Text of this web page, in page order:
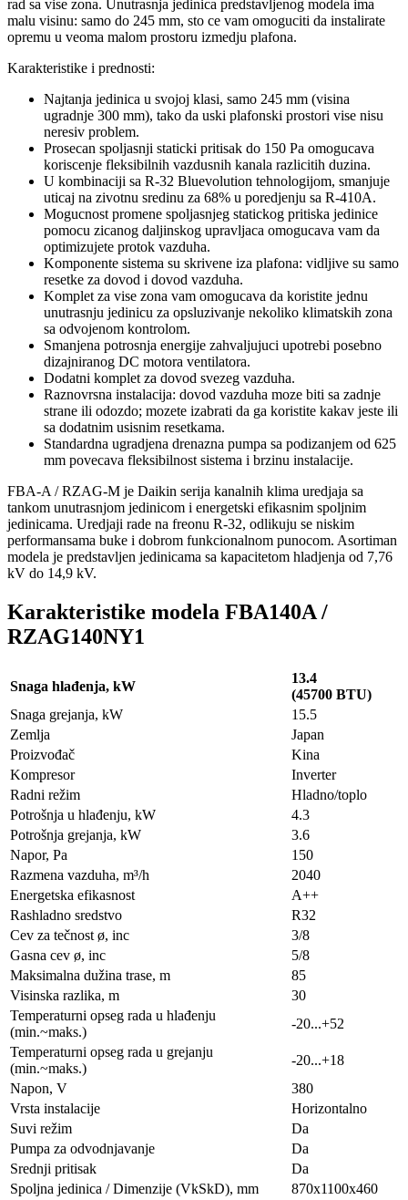
rad sa vise zona. Unutrasnja jedinica predstavljenog modela ima
malu visinu: samo do 245 mm, sto ce vam omoguciti da instalirate
opremu u veoma malom prostoru izmedju plafona.
Karakteristike i prednosti:
Najtanja jedinica u svojoj klasi, samo 245 mm (visina
ugradnje 300 mm), tako da uski plafonski prostori vise nisu
neresiv problem.
Prosecan spoljasnji staticki pritisak do 150 Pa omogucava
koriscenje fleksibilnih vazdusnih kanala razlicitih duzina.
U kombinaciji sa R-32 Bluevolution tehnologijom, smanjuje
uticaj na zivotnu sredinu za 68% u poredjenju sa R-410A.
Mogucnost promene spoljasnjeg statickog pritiska jedinice
pomocu zicanog daljinskog upravljaca omogucava vam da
optimizujete protok vazduha.
Komponente sistema su skrivene iza plafona: vidljive su samo
resetke za dovod i dovod vazduha.
Komplet za vise zona vam omogucava da koristite jednu
unutrasnju jedinicu za opsluzivanje nekoliko klimatskih zona
sa odvojenom kontrolom.
Smanjena potrosnja energije zahvaljujuci upotrebi posebno
dizajniranog DC motora ventilatora.
Dodatni komplet za dovod svezeg vazduha.
Raznovrsna instalacija: dovod vazduha moze biti sa zadnje
strane ili odozdo; mozete izabrati da ga koristite kakav jeste ili
sa dodatnim usisnim resetkama.
Standardna ugradjena drenazna pumpa sa podizanjem od 625
mm povecava fleksibilnost sistema i brzinu instalacije.
FBA-A / RZAG-M je Daikin serija kanalnih klima uredjaja sa
tankom unutrasnjom jedinicom i energetski efikasnim spoljnim
jedinicama. Uredjaji rade na freonu R-32, odlikuju se niskim
performansama buke i dobrom funkcionalnom punocom. Asortiman
modela je predstavljen jedinicama sa kapacitetom hladjenja od 7,76
kV do 14,9 kV.
Karakteristike modela FBA140A /
RZAG140NY1
Snaga hlađenja, kW
13.4
(45700 BTU)
Snaga grejanja, kW
15.5
Zemlja
Japan
Proizvođač
Kina
Kompresor
Inverter
Radni režim
Hladno/toplo
Potrošnja u hlađenju, kW
4.3
Potrošnja grejanja, kW
3.6
Napor, Pa
150
Razmena vazduha, m³/h
2040
Energetska efikasnost
A++
Rashladno sredstvo
R32
Cev za tečnost ø, inc
3/8
Gasna cev ø, inc
5/8
Maksimalna dužina trase, m
85
Visinska razlika, m
30
Temperaturni opseg rada u hlađenju
(min.~maks.)
-20...+52
Temperaturni opseg rada u grejanju
(min.~maks.)
-20...+18
Napon, V
380
Vrsta instalacije
Horizontalno
Suvi režim
Da
Pumpa za odvodnjavanje
Da
Srednji pritisak
Da
Spoljna jedinica / Dimenzije (VkSkD), mm
870х1100х460